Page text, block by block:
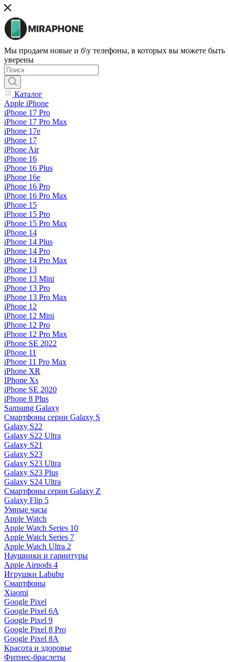
Мы продаем новые и б\у телефоны, в которых вы можете быть
уверены
Каталог
Apple iPhone
iPhone 17 Pro
iPhone 17 Pro Max
iPhone 17e
iPhone 17
iPhone Air
iPhone 16
iPhone 16 Plus
iPhone 16e
iPhone 16 Pro
iPhone 16 Pro Max
iPhone 15
iPhone 15 Pro
iPhone 15 Pro Max
iPhone 14
iPhone 14 Plus
iPhone 14 Pro
iPhone 14 Pro Max
iPhone 13
iPhone 13 Mini
iPhone 13 Pro
iPhone 13 Pro Max
iPhone 12
iPhone 12 Mini
iPhone 12 Pro
iPhone 12 Pro Max
iPhone SE 2022
iPhone 11
iPhone 11 Pro Max
iPhone XR
IPhone Xs
iPhone SE 2020
iPhone 8 Plus
Samsung Galaxy
Смартфоны серии Galaxy S
Galaxy S22
Galaxy S22 Ultra
Galaxy S21
Galaxy S23
Galaxy S23 Ultra
Galaxy S23 Plus
Galaxy S24 Ultra
Смартфоны серии Galaxy Z
Galaxy Flip 5
Умные часы
Apple Watch
Apple Watch Series 10
Apple Watch Series 7
Apple Watch Ultra 2
Наушники и гарнитуры
Apple Airpods 4
Игрушки Labubu
Смартфоны
Xiaomi
Google Pixel
Google Pixel 6A
Google Pixel 9
Google Pixel 8 Pro
Google Pixel 8A
Красота и здоровье
Фитнес-браслеты